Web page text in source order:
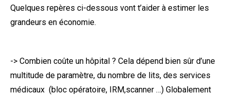
Quelques repères ci-dessous vont t’aider à estimer les
grandeurs en économie.
-> Combien coûte un hôpital ? Cela dépend bien sûr d’une
multitude de paramètre, du nombre de lits, des services
médicaux (bloc opératoire, IRM,scanner …) Globalement